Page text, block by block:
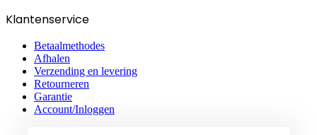
Klantenservice
Betaalmethodes
Afhalen
Verzending en levering
Retourneren
Garantie
Account/Inloggen